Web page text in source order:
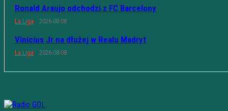
Ronald Araujo odchodzi z FC Barcelony
La Liga 2026-08-08
Vinicius Jr na dłużej w Realu Madryt
La Liga 2026-08-08